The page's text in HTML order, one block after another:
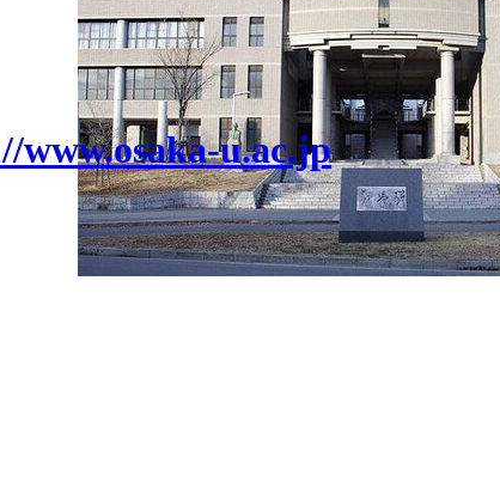
www.osaka-u.ac.jp